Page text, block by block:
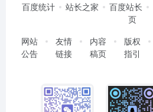
百度统计 站长之家 百度站长
页
网站
公告
友情
链接
内容
稿页
版权
指引